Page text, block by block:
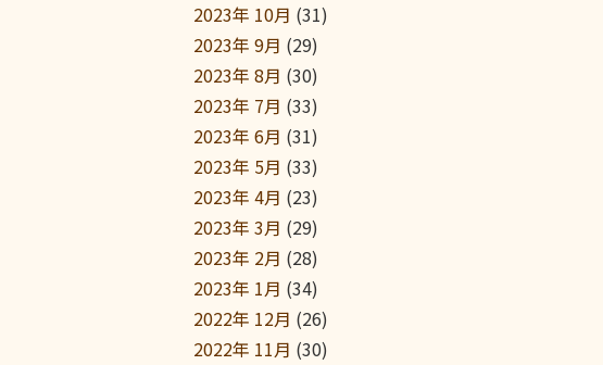
2023年 10月 (31)
2023年 9月 (29)
2023年 8月 (30)
2023年 7月 (33)
2023年 6月 (31)
2023年 5月 (33)
2023年 4月 (23)
2023年 3月 (29)
2023年 2月 (28)
2023年 1月 (34)
2022年 12月 (26)
2022年 11月 (30)